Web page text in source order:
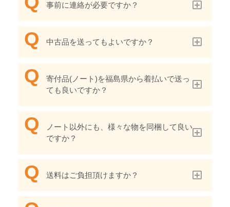
事前に連絡が必要ですか？
中古品を送ってもよいですか？
寄付品(ノート)を福島県から着払いで送っ
ても良いですか？
ノート以外にも、様々な物を同梱して良い
ですか？
送料はご負担頂けますか？